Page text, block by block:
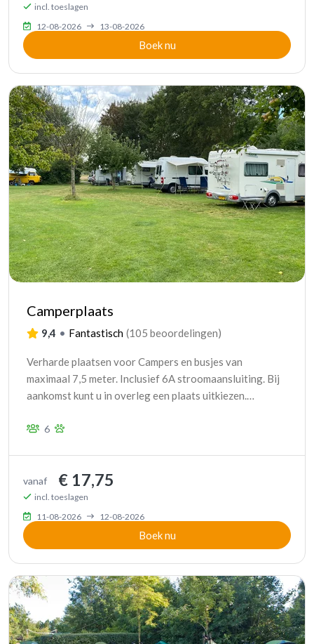
incl. toeslagen
12-08-2026
13-08-2026
Boek nu
Camperplaats
9,4 • Fantastisch (105 beoordelingen)
Verharde plaatsen voor Campers en busjes van
maximaal 7,5 meter. Inclusief 6A stroomaansluiting. Bij
aankomst kunt u in overleg een plaats uitkiezen.
6
vanaf € 17,75
incl. toeslagen
11-08-2026
12-08-2026
Boek nu